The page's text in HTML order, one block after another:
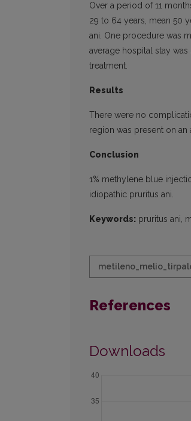
Over a period of 11
29 to 64 years, mean 50
ani. One procedure was
average hospital stay
treatment.
Results
There were no
region was present on an
Conclusion
1% methylene blue
idiopathic pruritus ani.
Keywords: pruritus ani,
References
Downloads